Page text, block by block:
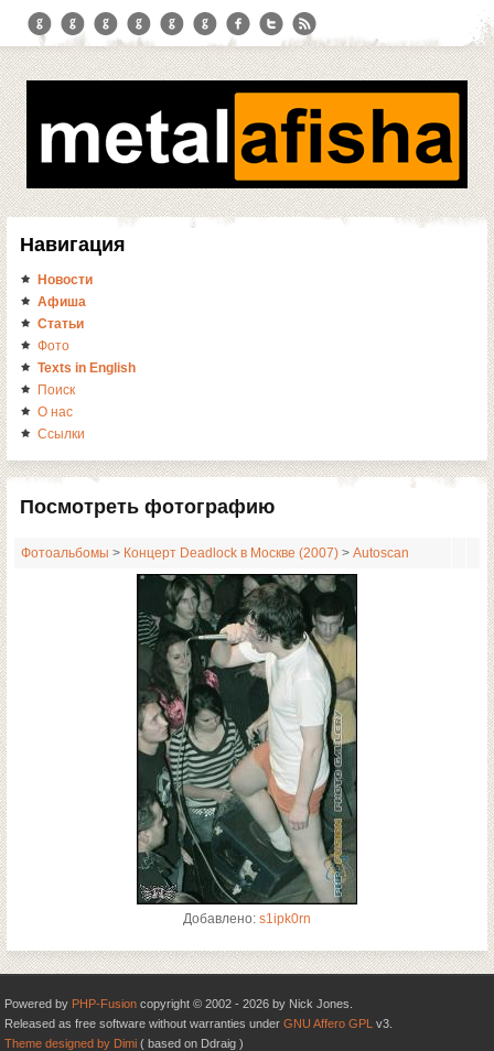
Навигация
Новости
Афиша
Статьи
Фото
Texts in English
Поиск
О нас
Ссылки
Посмотреть фотографию
Фотоальбомы > Концерт Deadlock в Москве (2007) > Autoscan
Добавлено: s1ipk0rn
Powered by PHP-Fusion copyright © 2002 - 2026 by Nick Jones.
Released as free software without warranties under GNU Affero GPL v3.
Theme designed by Dimi ( based on Ddraig )